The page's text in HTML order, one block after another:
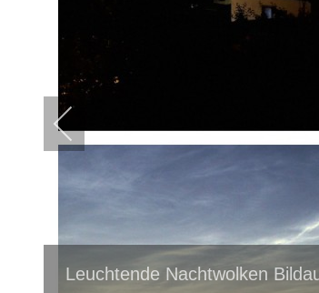
Leuchtende Nachtwolken